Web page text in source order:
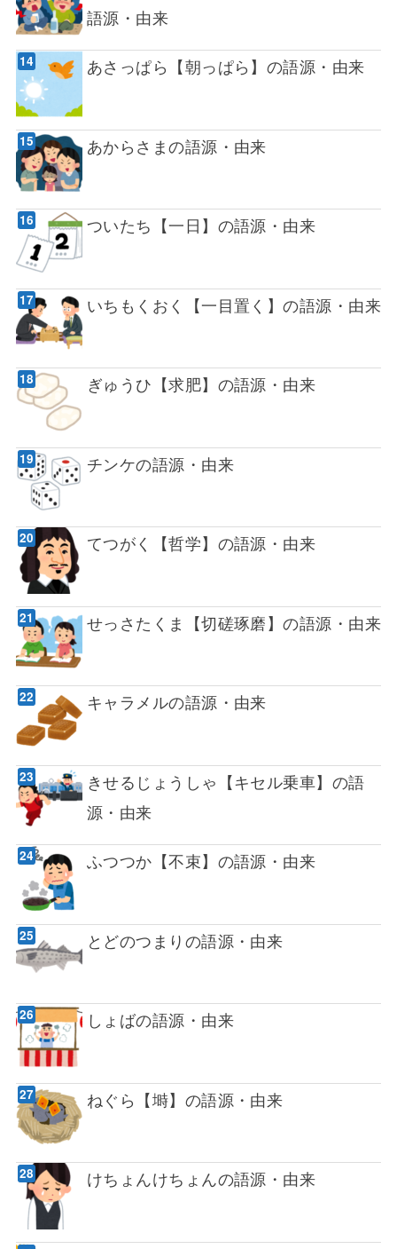
語源・由来
あさっぱら【朝っぱら】の語源・由来
あからさまの語源・由来
ついたち【一日】の語源・由来
いちもくおく【一目置く】の語源・由来
ぎゅうひ【求肥】の語源・由来
チンケの語源・由来
てつがく【哲学】の語源・由来
せっさたくま【切磋琢磨】の語源・由来
キャラメルの語源・由来
きせるじょうしゃ【キセル乗車】の語
源・由来
ふつつか【不束】の語源・由来
とどのつまりの語源・由来
しょばの語源・由来
ねぐら【塒】の語源・由来
けちょんけちょんの語源・由来